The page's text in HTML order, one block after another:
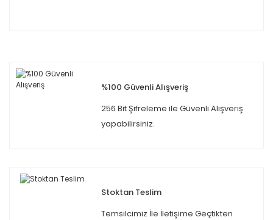
%100 Güvenli Alışveriş
256 Bit Şifreleme ile Güvenli Alışveriş
yapabilirsiniz.
Stoktan Teslim
Temsilcimiz İle İletişime Geçtikten